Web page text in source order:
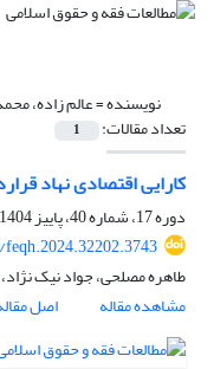
نویسنده =عالم زاده،
تعداد مقالات: 1
کارایی اقتصادی نهاد
دوره 17، شماره 40، پاییز 1404، صفحه
طاهره مصلحی، جواد نیک
مشاهده مقاله
اصل